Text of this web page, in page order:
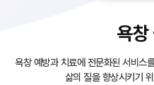
욕창
욕창 예방과 치료에 전문화된 서비스
삶의 질을 향상시키기